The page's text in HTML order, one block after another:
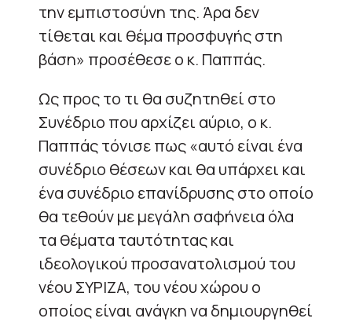
την εμπιστοσύνη της. Άρα δεν
τίθεται και θέμα προσφυγής στη
βάση» προσέθεσε ο κ. Παππάς.
Ως προς το τι θα συζητηθεί στο
Συνέδριο που αρχίζει αύριο, ο κ.
Παππάς τόνισε πως «αυτό είναι ένα
συνέδριο θέσεων και θα υπάρχει και
ένα συνέδριο επανίδρυσης στο οποίο
θα τεθούν με μεγάλη σαφήνεια όλα
τα θέματα ταυτότητας και
ιδεολογικού προσανατολισμού του
νέου ΣΥΡΙΖΑ, του νέου χώρου ο
οποίος είναι ανάγκη να δημιουργηθεί